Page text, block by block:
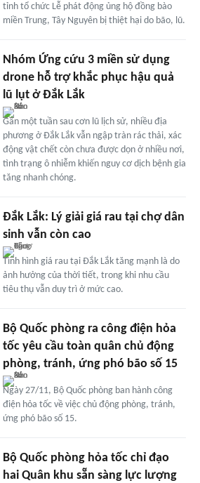
tỉnh tổ chức Lễ phát động ủng hộ đồng bào
miền Trung, Tây Nguyên bị thiệt hại do bão, lũ.
Nhóm Ứng cứu 3 miền sử dụng
drone hỗ trợ khắc phục hậu quả
lũ lụt ở Đắk Lắk
Gần một tuần sau cơn lũ lịch sử, nhiều địa
phương ở Đắk Lắk vẫn ngập tràn rác thải, xác
động vật chết còn chưa được dọn ở nhiều nơi,
tình trạng ô nhiễm khiến nguy cơ dịch bệnh gia
tăng nhanh chóng.
Đắk Lắk: Lý giải giá rau tại chợ dân
sinh vẫn còn cao
Tình hình giá rau tại Đắk Lắk tăng mạnh là do
ảnh hưởng của thời tiết, trong khi nhu cầu
tiêu thụ vẫn duy trì ở mức cao.
Bộ Quốc phòng ra công điện hỏa
tốc yêu cầu toàn quân chủ động
phòng, tránh, ứng phó bão số 15
Ngày 27/11, Bộ Quốc phòng ban hành công
điện hỏa tốc về việc chủ động phòng, tránh,
ứng phó bão số 15.
Bộ Quốc phòng hỏa tốc chỉ đạo
hai Quân khu sẵn sàng lực lượng